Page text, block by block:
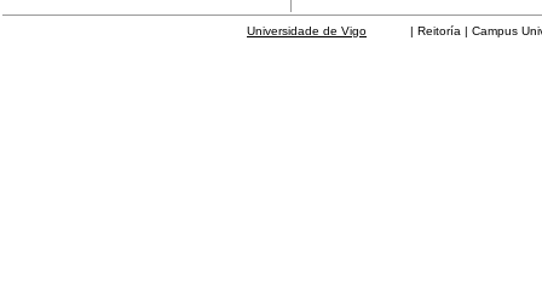
Universidade de Vigo | Reitoría | Campus